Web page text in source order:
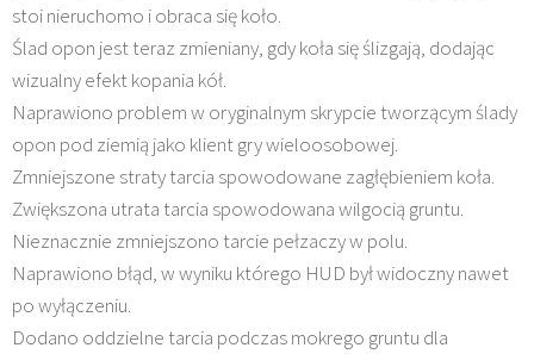
stoi nieruchomo i obraca się koło.
Ślad opon jest teraz zmieniany, gdy koła się ślizgają, dodając
wizualny efekt kopania kół.
Naprawiono problem w oryginalnym skrypcie tworzącym ślady
opon pod ziemią jako klient gry wieloosobowej.
Zmniejszone straty tarcia spowodowane zagłębieniem koła.
Zwiększona utrata tarcia spowodowana wilgocią gruntu.
Nieznacznie zmniejszono tarcie pełzaczy w polu.
Naprawiono błąd, w wyniku którego HUD był widoczny nawet
po wyłączeniu.
Dodano oddzielne tarcia podczas mokrego gruntu dla